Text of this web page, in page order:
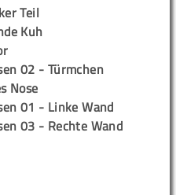
Teil
Kuh
02 - Türmchen
Nose
01 - Linke Wand
03 - Rechte Wand